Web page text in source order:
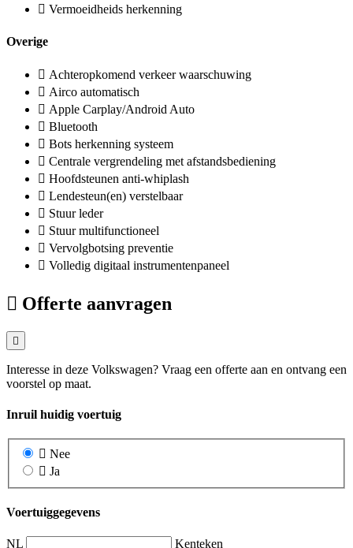
Vermoeidheids herkenning
Overige
Achteropkomend verkeer waarschuwing
Airco automatisch
Apple Carplay/Android Auto
Bluetooth
Bots herkenning systeem
Centrale vergrendeling met afstandsbediening
Hoofdsteunen anti-whiplash
Lendesteun(en) verstelbaar
Stuur leder
Stuur multifunctioneel
Vervolgbotsing preventie
Volledig digitaal instrumentenpaneel
Offerte aanvragen
Interesse in deze Volkswagen? Vraag een offerte aan en ontvang een
voorstel op maat.
Inruil huidig voertuig
Nee
Ja
Voertuiggegevens
NL
Kenteken